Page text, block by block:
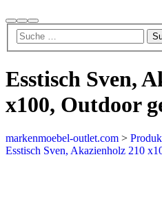
Esstisch Sven,
x100, Outdoor
markenmoebel-outlet.com >
Esstisch Sven, Akazienholz 210